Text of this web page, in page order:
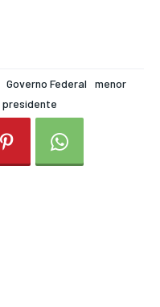
Governo Federal
menor
presidente